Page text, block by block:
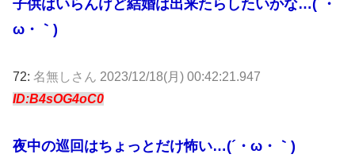
子供はいらんけど結婚は出来たらしたいかな…(´・
ω・｀)
72: 名無しさん 2023/12/18(月) 00:42:21.947
ID:B4sOG4oC0
夜中の巡回はちょっとだけ怖い…(´・ω・｀)